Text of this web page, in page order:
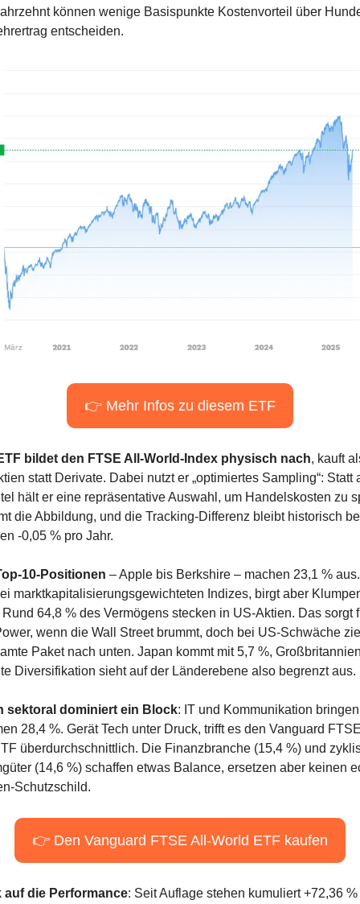
können wenige Basispunkte Kosten­vorteil über
entscheiden.
👉 Mehr Infos zu diesem ETF
bildet den FTSE All-World-Index physisch nach, kauft
statt Derivate. Dabei nutzt er „optimiertes Sampling“: Statt
hält er eine repräsentative Auswahl, um Handelskosten zu
die Abbildung, und die Tracking-Differenz bleibt historisch
-0,05 % pro Jahr.
10-Positionen – Apple bis Berkshire – machen 23,1 %
marktkapitalisierungs­gewichteten Indizes, birgt aber
Rund 64,8 % des Vermögens stecken in US-Aktien. Das sorgt
wenn die Wall Street brummt, doch bei US-Schwäche
Paket nach unten. Japan kommt mit 5,7 %,
Diversifikation sieht auf der Länderebene also begrenzt aus.
sektoral dominiert ein Block: IT und Kommunikation bringen
28,4 %. Gerät Tech unter Druck, trifft es den Vanguard
überdurchschnittlich. Die Finanzbranche (15,4 %) und
(14,6 %) schaffen etwas Balance, ersetzen aber keinen
Schutzschild.
👉 Den Vanguard FTSE All-World ETF kaufen
auf die Performance: Seit Auflage stehen kumuliert +72,36 %